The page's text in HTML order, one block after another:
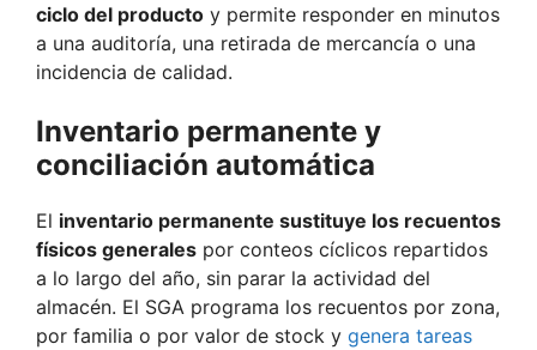
ciclo del producto y permite responder en minutos
a una auditoría, una retirada de mercancía o una
incidencia de calidad.
Inventario permanente y
conciliación automática
El inventario permanente sustituye los recuentos
físicos generales por conteos cíclicos repartidos
a lo largo del año, sin parar la actividad del
almacén. El SGA programa los recuentos por zona,
por familia o por valor de stock y genera tareas